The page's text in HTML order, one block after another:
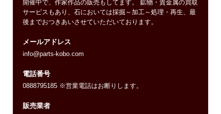
開催中で、作家作品の販売もしてます。 鉱物・貴金属の買取
サービスもあり、石においては採掘～加工～処理・再生、最
後までおつきあいさせていただいております。
メールアドレス
info@parts-kobo.com
電話番号
0888795185 ※営業電話はお断りします。
販売業者